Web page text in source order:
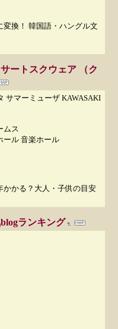
換！ 韓国語・ハングル文
ートスクウェア （ク
サマーミューザ KAWASAKI
ムス
ール 音楽ホール
かかる？大人・子供の目安
ランキング